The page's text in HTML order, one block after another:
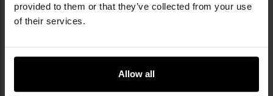
provided to them or that they’ve collected from your use
of their services.
Allow all
КЛЮЧОВІ ХАРАКТЕРИСТИКИ